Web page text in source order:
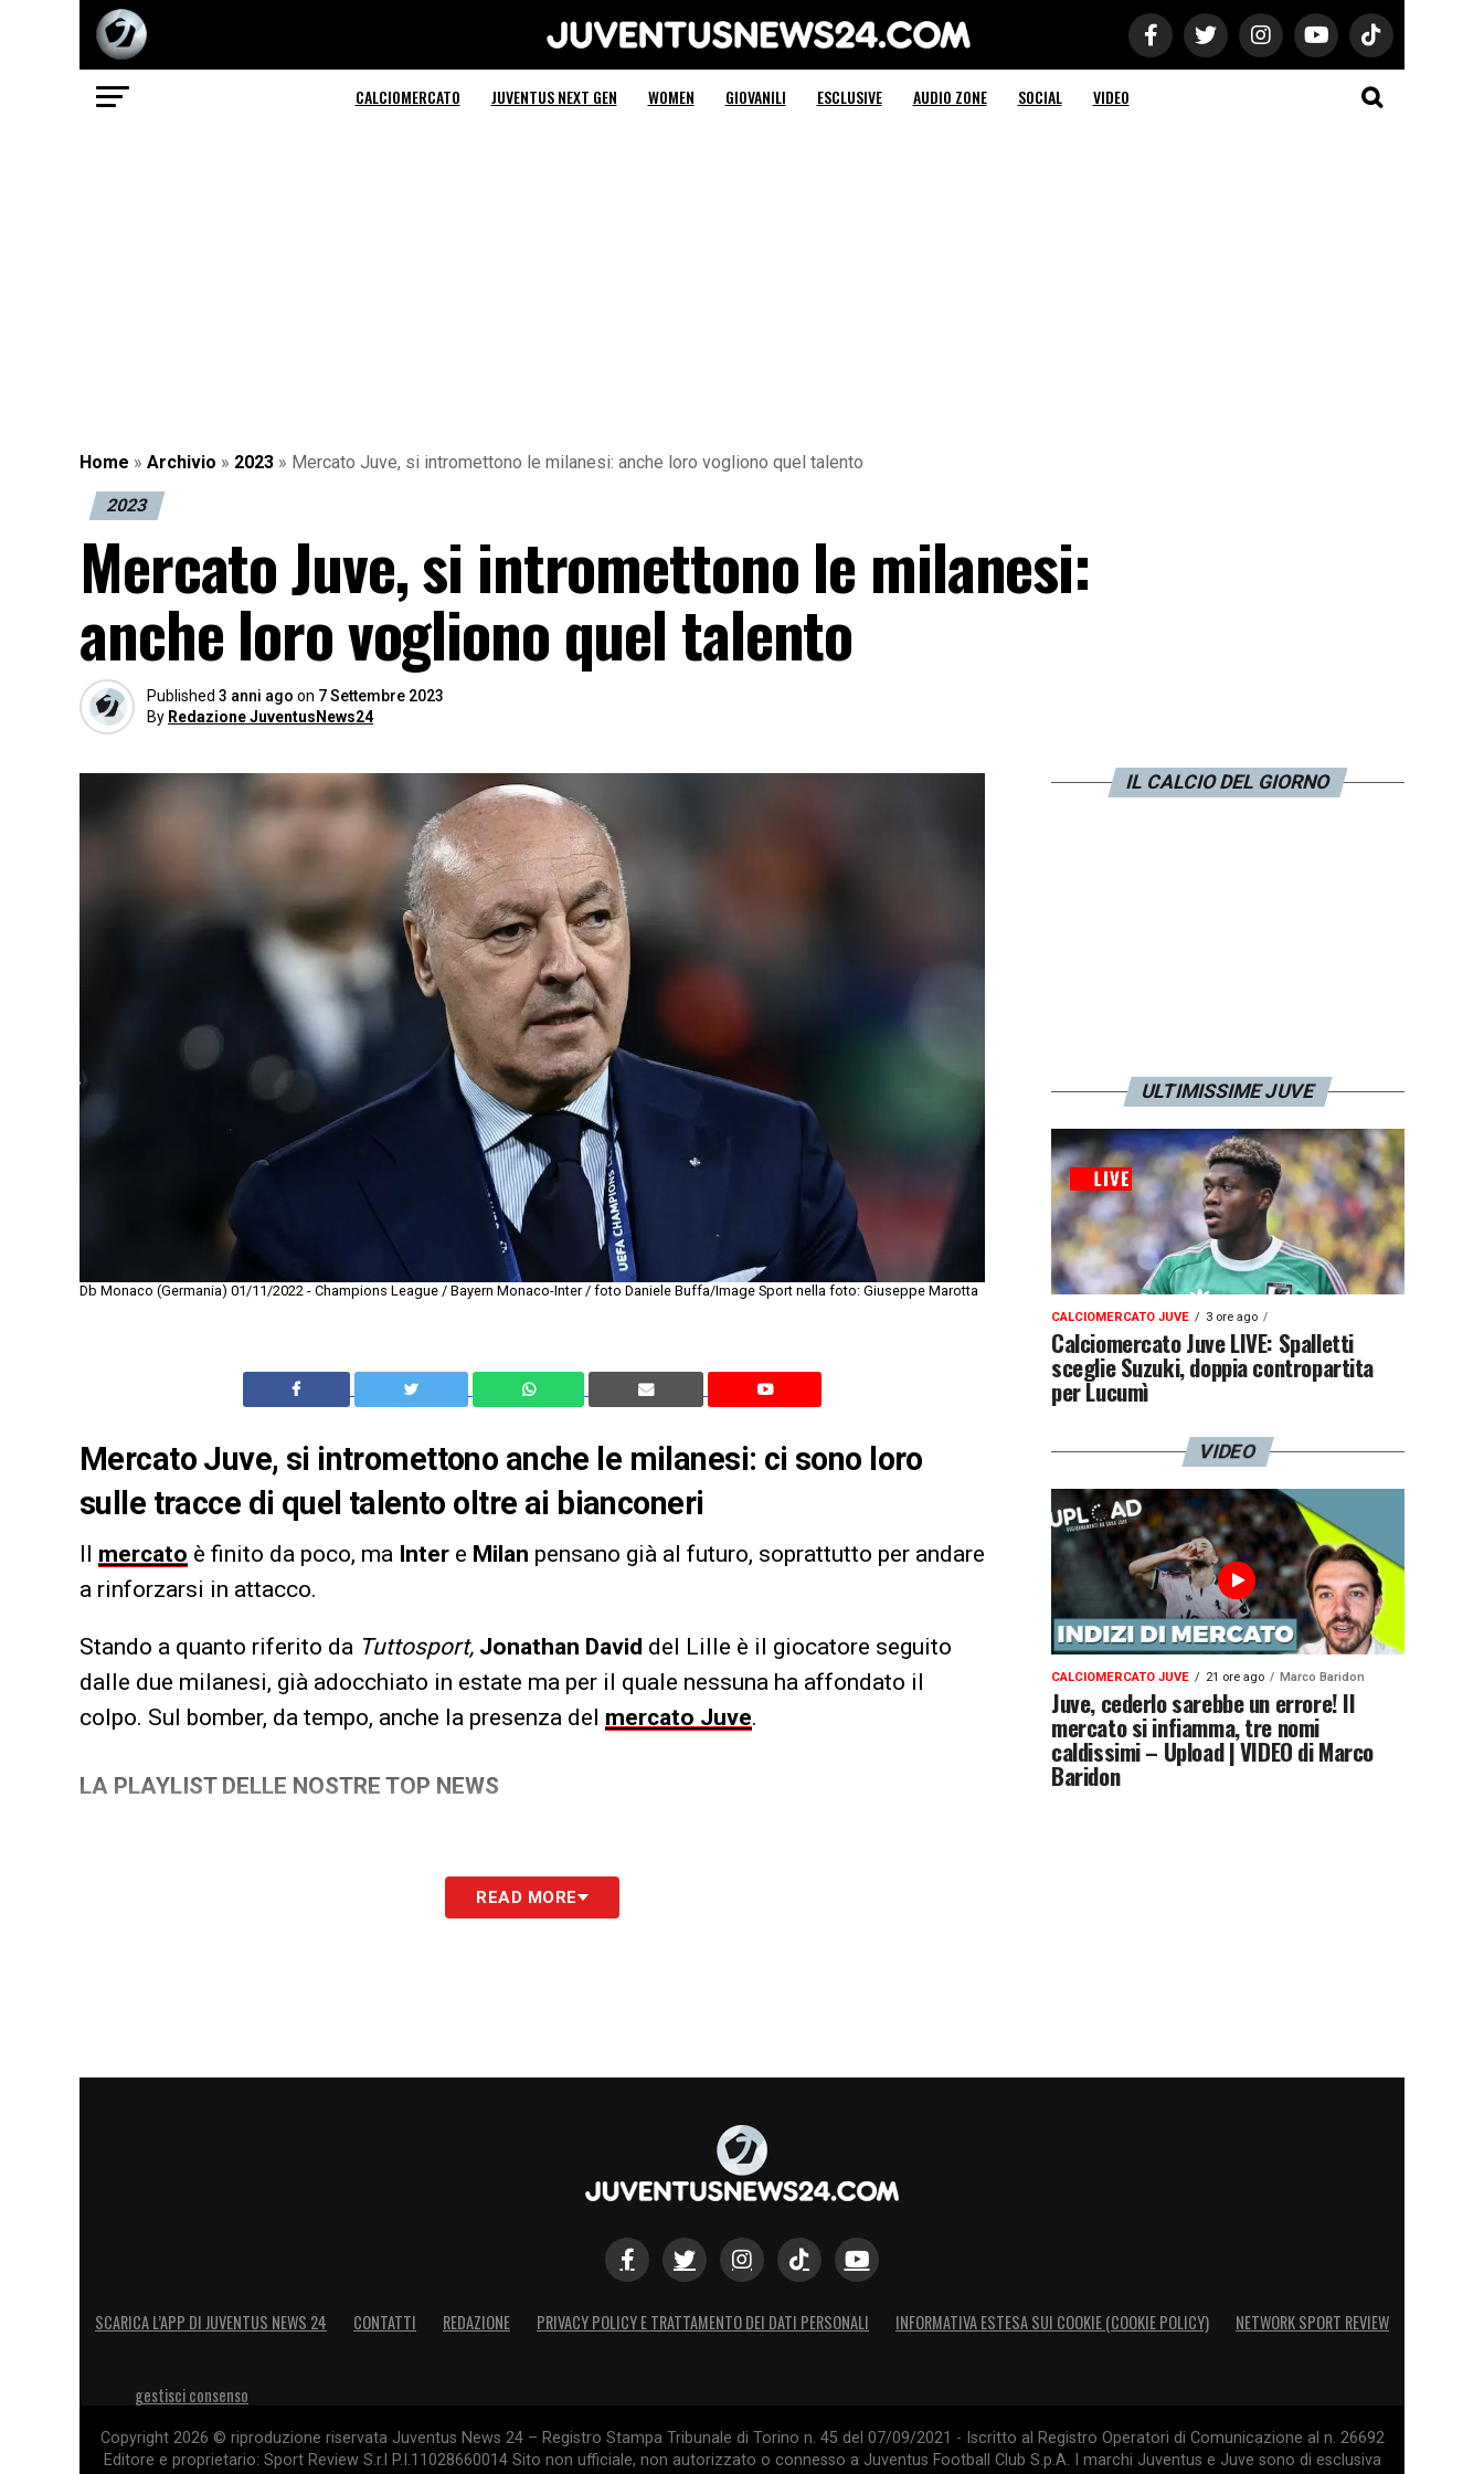
Juventus News 24
CALCIOMERCATO JUVENTUS NEXT GEN WOMEN GIOVANILI ESCLUSIVE AUDIO ZONE SOCIAL VIDEO
Home » Archivio » 2023 » Mercato Juve, si intromettono le milanesi: anche loro vogliono quel talento
2023
Mercato Juve, si intromettono le milanesi:
anche loro vogliono quel talento
Published 3 anni ago on 7 Settembre 2023
By Redazione JuventusNews24
Db Monaco (Germania) 01/11/2022 - Champions League / Bayern Monaco-Inter / foto Daniele Buffa/Image Sport nella foto: Giuseppe Marotta
Mercato Juve, si intromettono anche le milanesi: ci sono loro
sulle tracce di quel talento oltre ai bianconeri
Il mercato è finito da poco, ma Inter e Milan pensano già al futuro, soprattutto per andare
a rinforzarsi in attacco.
Stando a quanto riferito da Tuttosport, Jonathan David del Lille è il giocatore seguito
dalle due milanesi, già adocchiato in estate ma per il quale nessuna ha affondato il
colpo. Sul bomber, da tempo, anche la presenza del mercato Juve.
LA PLAYLIST DELLE NOSTRE TOP NEWS
READ MORE
IL CALCIO DEL GIORNO
ULTIMISSIME JUVE
CALCIOMERCATO JUVE 3 ore ago
Calciomercato Juve LIVE: Spalletti
sceglie Suzuki, doppia contropartita
per Lucumì
VIDEO
CALCIOMERCATO JUVE 21 ore ago Marco Baridon
Juve, cederlo sarebbe un errore! Il
mercato si infiamma, tre nomi
caldissimi – Upload | VIDEO di Marco
Baridon
SCARICA L’APP DI JUVENTUS NEWS 24 CONTATTI REDAZIONE PRIVACY POLICY E TRATTAMENTO DEI DATI PERSONALI INFORMATIVA ESTESA SUI COOKIE (COOKIE POLICY) NETWORK SPORT REVIEW
gestisci consenso
Copyright 2026 © riproduzione riservata Juventus News 24 – Registro Stampa Tribunale di Torino n. 45 del 07/09/2021 - Iscritto al Registro Operatori di Comunicazione al n. 26692
Editore e proprietario: Sport Review S.r.l P.I.11028660014 Sito non ufficiale, non autorizzato o connesso a Juventus Football Club S.p.A. I marchi Juventus e Juve sono di esclusiva